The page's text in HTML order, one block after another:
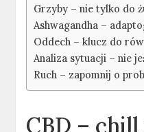
Grzyby – nie tylko do
Ashwagandha –
Oddech – klucz do
Analiza sytuacji – nie
Ruch – zapomnij o
CBD –